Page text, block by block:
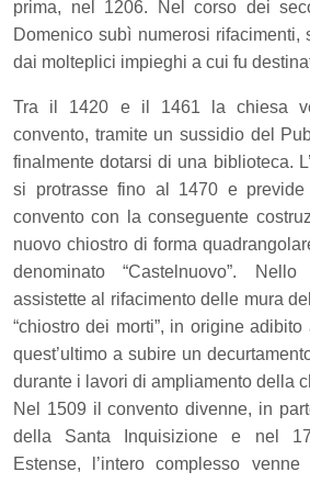
prima, nel 1206. Nel corso dei
Domenico subì numerosi rifacimenti,
dai molteplici impieghi a cui fu
Tra il 1420 e il 1461 la chiesa
convento, tramite un sussidio del
finalmente dotarsi di una biblioteca.
si protrasse fino al 1470 e previde
convento con la conseguente
nuovo chiostro di forma
denominato “Castelnuovo”.
assistette al rifacimento delle mura
“chiostro dei morti”, in origine
quest’ultimo a subire un
durante i lavori di ampliamento della
Nel 1509 il convento divenne, in
della Santa Inquisizione e nel
Estense, l’intero complesso